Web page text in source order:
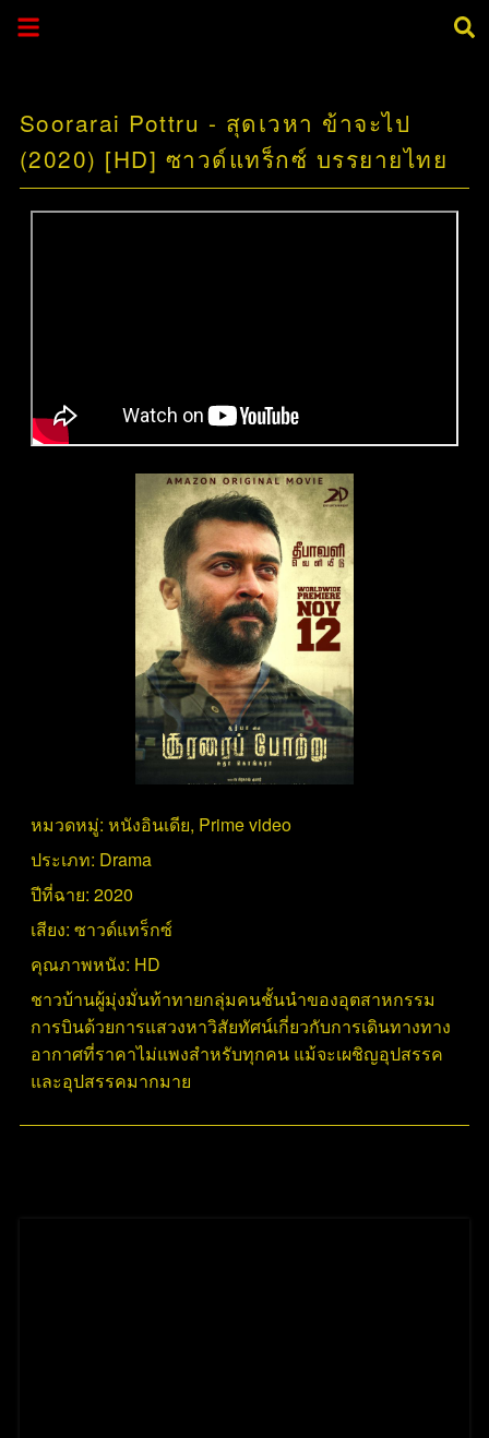
Soorarai Pottru - สุดเวหา ข้าจะไป
(2020) [HD] ซาวด์แทร็กซ์ บรรยายไทย
หมวดหมู่: หนังอินเดีย, Prime video
ประเภท: Drama
ปีที่ฉาย: 2020
เสียง: ซาวด์แทร็กซ์
คุณภาพหนัง: HD
ชาวบ้านผู้มุ่งมั่นท้าทายกลุ่มคนชั้นนำของอุตสาหกรรม
การบินด้วยการแสวงหาวิสัยทัศน์เกี่ยวกับการเดินทางทาง
อากาศที่ราคาไม่แพงสำหรับทุกคน แม้จะเผชิญอุปสรรค
และอุปสรรคมากมาย